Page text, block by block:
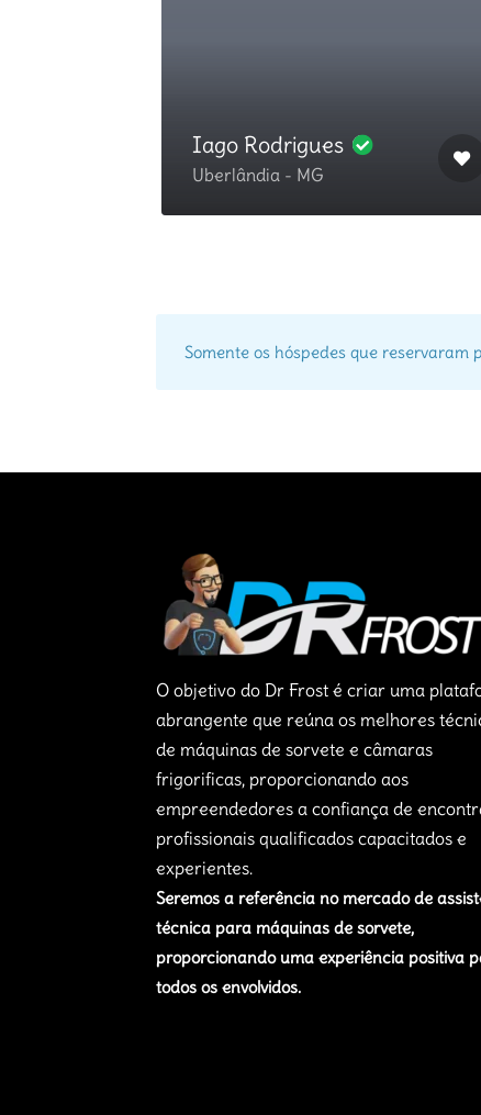
Iago Rodrigues
Uberlândia - MG
Somente os hóspedes que reservaram
O objetivo do Dr Frost é criar uma
abrangente que reúna os melhores
de máquinas de sorvete e câmaras
frigorificas, proporcionando aos
empreendedores a confiança de
profissionais qualificados capacitados e
experientes.
Seremos a referência no mercado de
técnica para máquinas de sorvete,
proporcionando uma experiência positiva
todos os envolvidos.